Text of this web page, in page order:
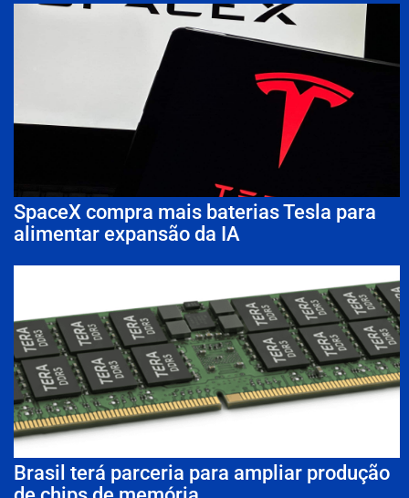
SpaceX compra mais baterias Tesla para
alimentar expansão da IA
Brasil terá parceria para ampliar produção